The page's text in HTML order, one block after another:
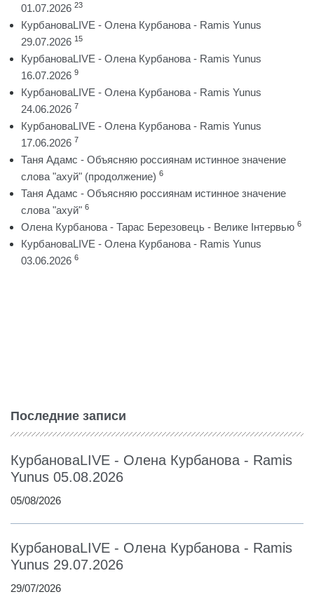
01.07.2026 23
КурбановаLIVE - Олена Курбанова - Ramis Yunus
29.07.2026 15
КурбановаLIVE - Олена Курбанова - Ramis Yunus
16.07.2026 9
КурбановаLIVE - Олена Курбанова - Ramis Yunus
24.06.2026 7
КурбановаLIVE - Олена Курбанова - Ramis Yunus
17.06.2026 7
Таня Адамс - Объясняю россиянам истинное значение
слова "ахуй" (продолжение) 6
Таня Адамс - Объясняю россиянам истинное значение
слова "ахуй" 6
Олена Курбанова - Тарас Березовець - Велике Інтервью 6
КурбановаLIVE - Олена Курбанова - Ramis Yunus
03.06.2026 6
Последние записи
КурбановаLIVE - Олена Курбанова - Ramis
Yunus 05.08.2026
05/08/2026
КурбановаLIVE - Олена Курбанова - Ramis
Yunus 29.07.2026
29/07/2026